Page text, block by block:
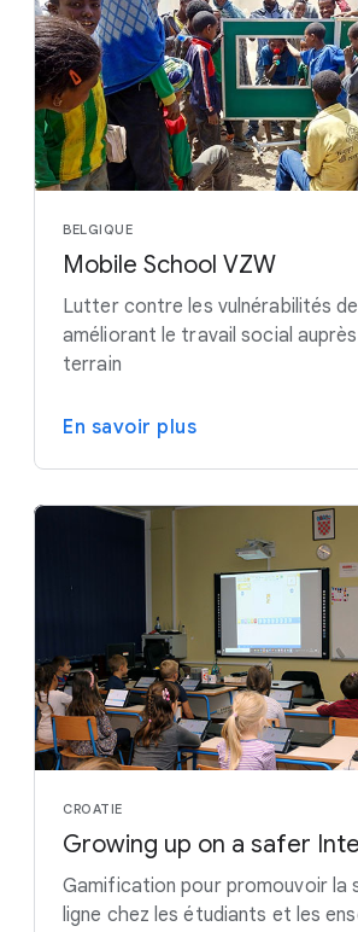
BELGIQUE
Mobile School VZW
Lutter contre les vulnérabilités
améliorant le travail social
terrain
En savoir plus
CROATIE
Growing up on a safer
Gamification pour promouvoir la
ligne chez les étudiants et les